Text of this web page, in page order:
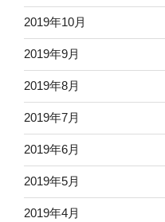
2019年10月
2019年9月
2019年8月
2019年7月
2019年6月
2019年5月
2019年4月